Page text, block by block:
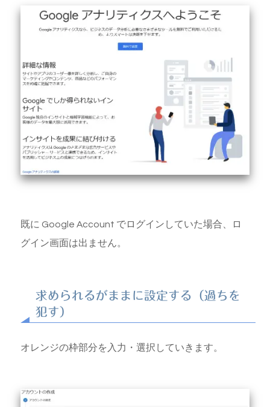
既に Google Account でログインしていた場合、ロ
グイン画面は出ません。
求められるがままに設定する（過ちを
犯す）
オレンジの枠部分を入力・選択していきます。